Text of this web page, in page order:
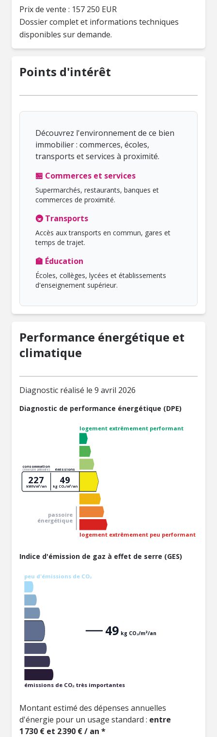
Prix de vente : 157 250 EUR
Dossier complet et informations techniques
disponibles sur demande.
Points d'intérêt
Découvrez l'environnement de ce bien
immobilier : commerces, écoles,
transports et services à proximité.
🏪 Commerces et services
Supermarchés, restaurants, banques et
commerces de proximité.
🚇 Transports
Accès aux transports en commun, gares et
temps de trajet.
🏫 Éducation
Écoles, collèges, lycées et établissements
d'enseignement supérieur.
Performance énergétique et
climatique
Diagnostic réalisé le 9 avril 2026
Diagnostic de performance énergétique (DPE)
logement extrêmement performant
logement extrêmement peu performant
passoire
énergétique
consommation
(énergie primaire) émissions
227
kWh/m²/an
49
kg CO₂/m²/an
Indice d'émission de gaz à effet de serre (GES)
peu d'émissions de CO₂
émissions de CO₂ très importantes
49 kg CO₂/m²/an
Montant estimé des dépenses annuelles
d'énergie pour un usage standard : entre
1 730 € et 2 390 € / an *